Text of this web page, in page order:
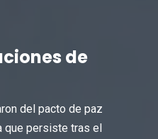
de
del pacto de paz
que persiste tras el